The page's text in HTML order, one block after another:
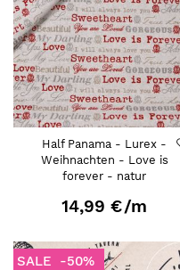
Half Panama - Lurex -
Weihnachten - Love is
forever - natur
14,99 €/m
SALE -50%